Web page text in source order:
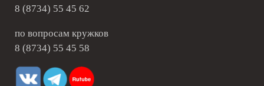
8 (8734) 55 45 62
по вопросам кружков
8 (8734) 55 45 58